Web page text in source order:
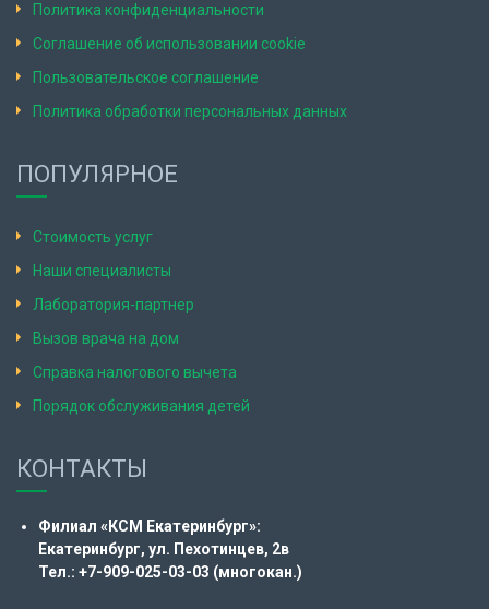
Политика конфиденциальности
Соглашение об использовании cookie
Пользовательское соглашение
Политика обработки персональных данных
ПОПУЛЯРНОЕ
Стоимость услуг
Наши специалисты
Лаборатория-партнер
Вызов врача на дом
Справка налогового вычета
Порядок обслуживания детей
КОНТАКТЫ
Филиал «КСМ Екатеринбург»:
Екатеринбург, ул. Пехотинцев, 2в
Тел.: +7-909-025-03-03 (многокан.)